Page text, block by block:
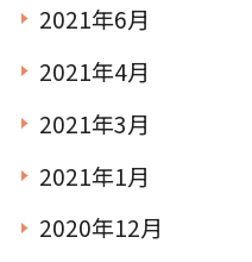
2021年6月
2021年4月
2021年3月
2021年1月
2020年12月